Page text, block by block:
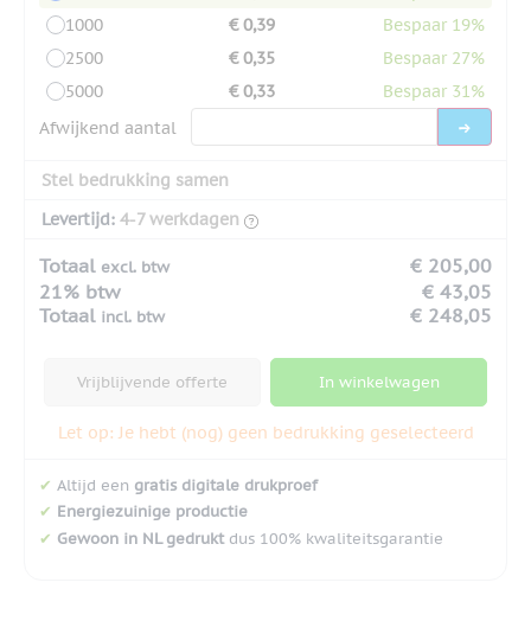
1000
€ 0,39
Bespaar 19%
2500
€ 0,35
Bespaar 27%
5000
€ 0,33
Bespaar 31%
Afwijkend aantal
Stel bedrukking samen
Levertijd: 4-7 werkdagen
Totaal excl. btw
€ 205,00
21% btw
€ 43,05
Totaal incl. btw € 248,05
Vrijblijvende offerte In winkelwagen
Let op: Je hebt (nog) geen bedrukking geselecteerd
✔ Altijd een gratis digitale drukproef
✔ Energiezuinige productie
✔ Gewoon in NL gedruktdus 100% kwaliteitsgarantie